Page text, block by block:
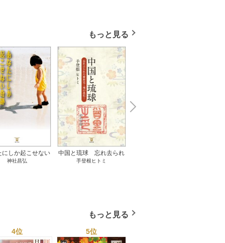
もっと見る
にしか起こせない
奇跡 1巻
神社昌弘
中国と琉球 忘れ去られ
た冊封史―魂の進化― 1
手登根ヒトミ
N
e
x
t
もっと見る
4位 5位